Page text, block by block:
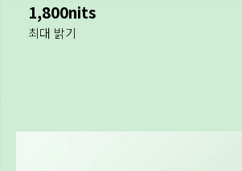
1,800nits